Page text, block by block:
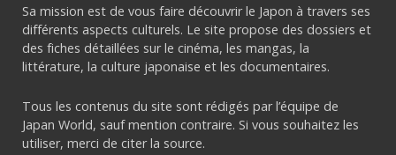
Sa mission est de vous faire découvrir le Japon à travers ses
différents aspects culturels. Le site propose des dossiers et
des fiches détaillées sur le cinéma, les mangas, la
littérature, la culture japonaise et les documentaires.
Tous les contenus du site sont rédigés par l’équipe de
Japan World, sauf mention contraire. Si vous souhaitez les
utiliser, merci de citer la source.